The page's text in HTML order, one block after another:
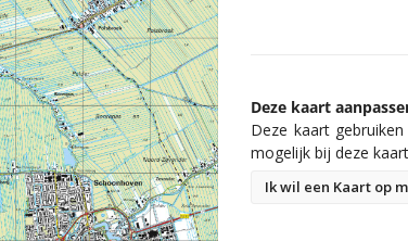
Deze kaart
Deze kaart
mogelijk bij deze kaart
Ik wil een Kaart op